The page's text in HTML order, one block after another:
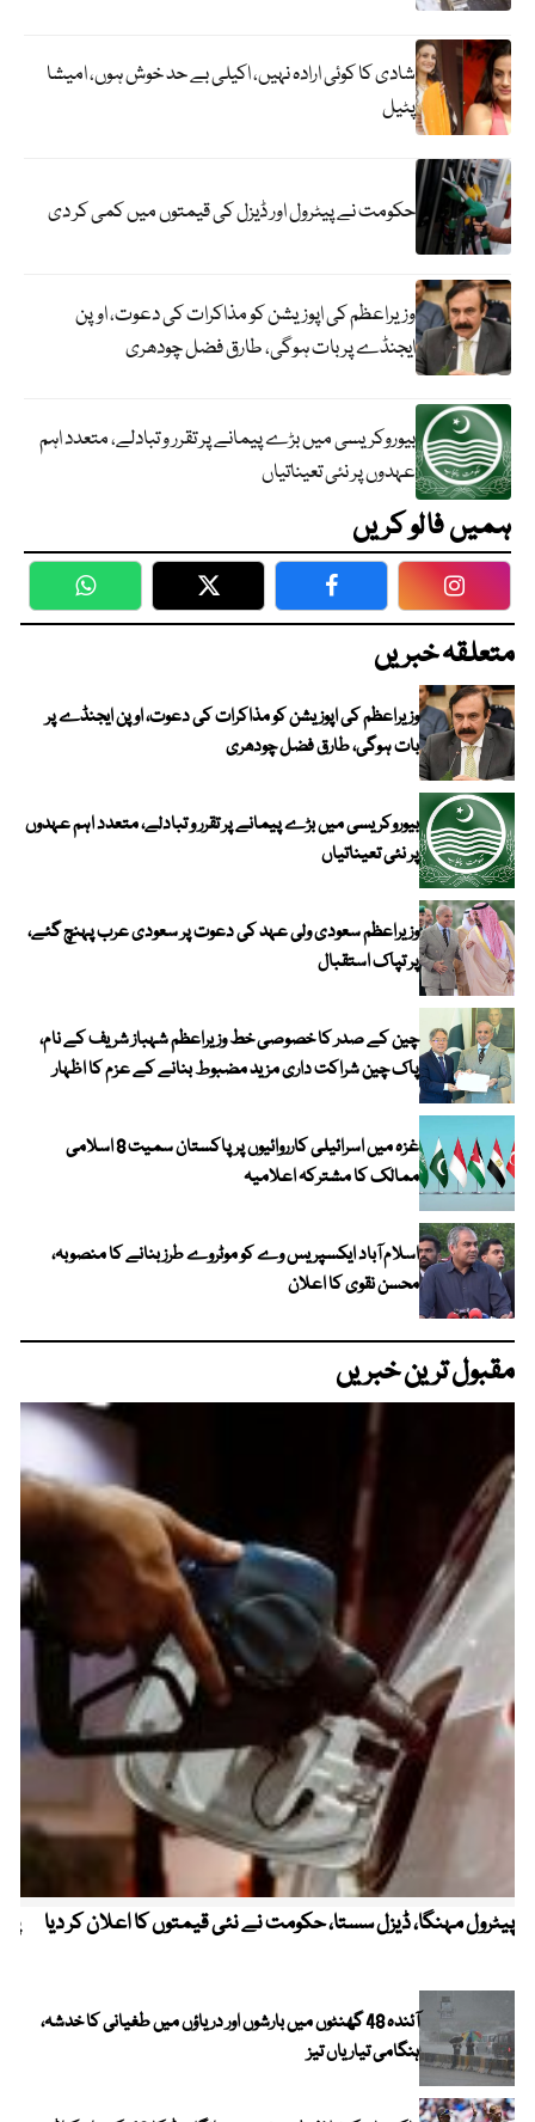
شادی کا کوئی ارادہ نہیں، اکیلی بے حد خوش ہوں، امیشا
پٹیل
حکومت نے پیٹرول اور ڈیزل کی قیمتوں میں کمی کر دی
وزیراعظم کی اپوزیشن کو مذاکرات کی دعوت، اوپن
ایجنڈے پر بات ہوگی، طارق فضل چودھری
بیوروکریسی میں بڑے پیمانے پر تقرر و تبادلے، متعدد اہم
عہدوں پر نئی تعیناتیاں
ہمیں فالو کریں
WhatsApp Twitter Facebook
متعلقہ خبریں
وزیراعظم کی اپوزیشن کو مذاکرات کی دعوت، اوپن ایجنڈے پر
بات ہوگی، طارق فضل چودھری
بیوروکریسی میں بڑے پیمانے پر تقرر و تبادلے، متعدد اہم عہدوں
پر نئی تعیناتیاں
وزیراعظم سعودی ولی عہد کی دعوت پر سعودی عرب پہنچ گئے،
پر تپاک استقبال
چین کے صدر کا خصوصی خط وزیراعظم شہباز شریف کے نام،
پاک چین شراکت داری مزید مضبوط بنانے کے عزم کا اظہار
غزہ میں اسرائیلی کارروائیوں پر پاکستان سمیت 8 اسلامی
ممالک کا مشترکہ اعلامیہ
اسلام آباد ایکسپریس وے کو موٹروے طرز بنانے کا منصوبہ،
محسن نقوی کا اعلان
مقبول ترین خبریں
پیٹرول مہنگا، ڈیزل سستا، حکومت نے نئی قیمتوں کا اعلان کر دیا
آئندہ 48 گھنٹوں میں بارشوں اور دریاؤں میں طغیانی کا خدشہ،
ہنگامی تیاریاں تیز